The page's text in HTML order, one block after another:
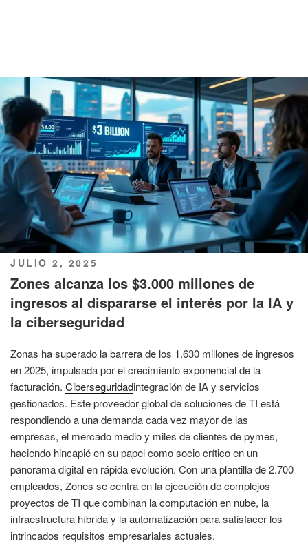
PUBLICADO
EL
JULIO 2, 2025
Zones alcanza los $3.000 millones de
ingresos al dispararse el interés por la IA y
la ciberseguridad
Zonas ha superado la barrera de los 1.630 millones de ingresos
en 2025, impulsada por el crecimiento exponencial de la
facturación. Ciberseguridadintegración de IA y servicios
gestionados. Este proveedor global de soluciones de TI está
respondiendo a una demanda cada vez mayor de las
empresas, el mercado medio y miles de clientes de pymes,
haciendo hincapié en su papel como socio crítico en un
panorama digital en rápida evolución. Con una plantilla de 2.700
empleados, Zones se centra en la ejecución de complejos
proyectos de TI que combinan la computación en nube, la
infraestructura híbrida y la automatización para satisfacer los
intrincados requisitos empresariales actuales.